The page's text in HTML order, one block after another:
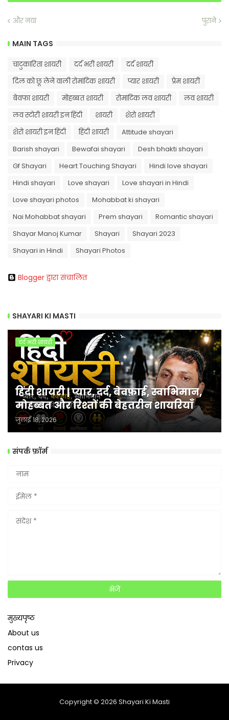
और नया पुराने
MAIN TAGS
चाटुकारिता शायरी दर्द भरी शायरी
दर्द शायरी
दिल को छू लेने वाली रोमांटिक शायरी
प्यार शायरी
प्रेम शायरी
बेवफा शायरी
मोहब्बत शायरी रोमांटिक लव शायरी
लव शायरी
लव स्टोरी शायरी इन हिंदी
शायरी
शेरो शायरी
शेरो शायरी इन हिंदी
हिंदी शायरी
Attitude shayari
Barish shayari
Bewafai shayari
Desh bhakti shayari
Gf Shayari
Heart Touching Shayari
Hindi love shayari
Hindi shayari
Love shayari
Love shayari in Hindi
Love shayari photos
Mohabbat ki shayari
Nai Mohabbat shayari
Prem shayari
Romantic shayari
Shayar Manoj Kumar
Shayari
Shayari 2023
Shayari in Hindi
Shayari Photos
Blogger द्वारा संचालित
SHAYARI KI MASTI
दर्द भरी शायरी
हिंदी शायरी | प्यार, दर्द, बेवफ़ाई, स्वाभिमान,
मोहब्बत और रिश्तों की बेहतरीन शायरियाँ
जुलाई 18, 2026
संपर्क फ़ॉर्म
मुख्यपृष्ठ
About us
contas us
Privacy
Copyright © 2026 Shayari Ki Masti